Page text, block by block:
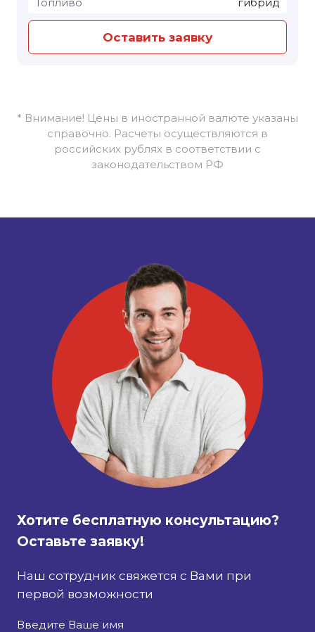
Оставить заявку
* Внимание! Цены в иностранной валюте указаны
справочно. Расчеты осуществляются в
российских рублях в соответствии с
законодательством РФ
Хотите бесплатную консультацию?
Оставьте заявку!
Наш сотрудник свяжется с Вами при
первой возможности
Введите Ваше имя